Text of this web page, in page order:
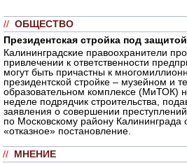
// ОБЩЕСТВО
Президентская стройка под
Калининградские правоохранители
привлечении к ответственности
могут быть причастны к
президентской стройке – музейном и
образовательном комплексе (МиТОК)
неделе подрядчик строительства,
заявления о совершении
по Московскому району Калининграда
«отказное» постановление.
// МНЕНИЕ